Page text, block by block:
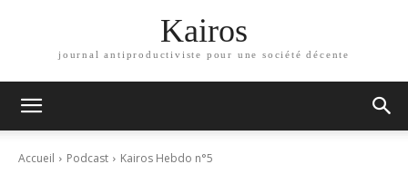
Kairos
journal antiproductiviste pour une société décente
Accueil Podcast Kairos Hebdo n°5